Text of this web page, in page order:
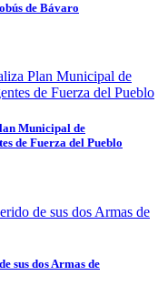
de Bávaro
Municipal de
de Fuerza del Pueblo
sus dos Armas de